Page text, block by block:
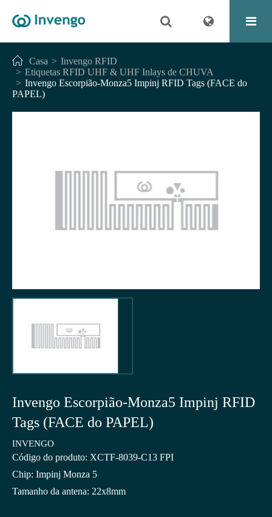
Casa
Invengo RFID
Etiquetas RFID UHF & UHF Inlays de CHUVA
Invengo Escorpião-Monza5 Impinj RFID Tags (FACE do
PAPEL)
Invengo Escorpião-Monza5 Impinj RFID
Tags (FACE do PAPEL)
INVENGO
Código do produto: XCTF-8039-C13 FPI
Chip: Impinj Monza 5
Tamanho da antena: 22x8mm